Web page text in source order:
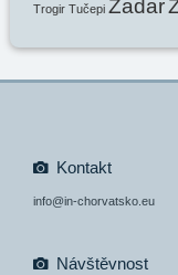
Trogir Tučepi Zadar
Kontakt
info@in-chorvatsko.eu
Návštěvnost